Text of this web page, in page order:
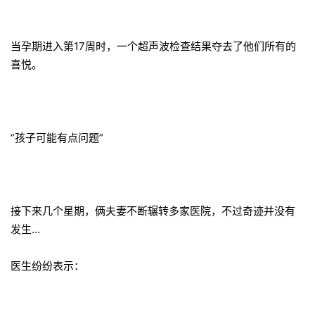
当孕期进入第17周时，一个超声波检查结果夺去了他们所有的
喜悦。
“孩子可能有点问题”
接下来几个星期，俩夫妻不断辗转多家医院，不过奇迹并没有
发生…
医生纷纷表示：